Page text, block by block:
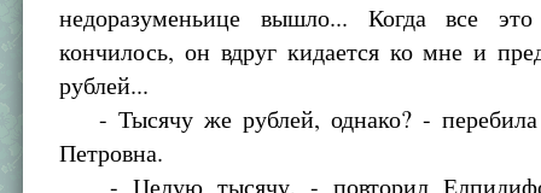
недоразуменьице вышло... Когда все это
кончилось, он вдруг кидается ко мне и
рублей...
- Тысячу же рублей, однако? - перебила
Петровна.
- Целую тысячу, - повторил